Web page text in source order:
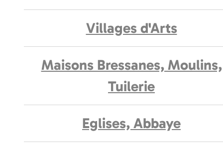
Villages d'Arts
Maisons Bressanes, Moulins,
Tuilerie
Eglises, Abbaye